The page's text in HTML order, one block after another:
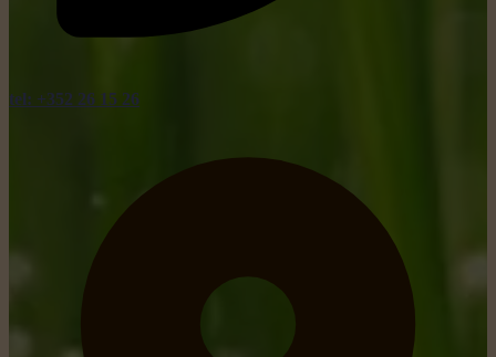
tel: +352 26 15 26